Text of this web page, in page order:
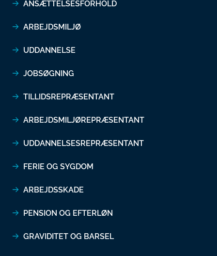
ANSÆTTELSESFORHOLD
ARBEJDSMILJØ
UDDANNELSE
JOBSØGNING
TILLIDSREPRÆSENTANT
ARBEJDSMILJØREPRÆSENTANT
UDDANNELSESREPRÆSENTANT
FERIE OG SYGDOM
ARBEJDSSKADE
PENSION OG EFTERLØN
GRAVIDITET OG BARSEL